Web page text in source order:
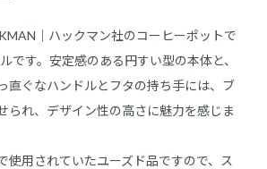
｜ハックマン社のコーヒーポットで
です。安定感のある円すい型の本体と、
直ぐなハンドルとフタの持ち手には、ブ
られ、デザイン性の高さに魅力を感じま
使用されていたユーズド品ですので、ス